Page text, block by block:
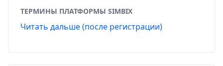
ТЕРМИНЫ ПЛАТФОРМЫ SIMBIX
Читать дальше (после регистрации)